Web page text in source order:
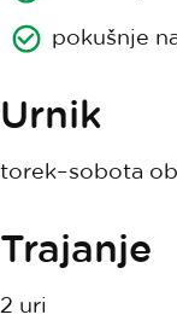
pokušnje
Urnik
torek–sobota ob
Trajanje
2 uri